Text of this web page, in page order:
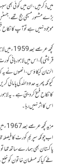
میں ذکر ہیں، ان میں کوئی بھی
بڑے مشہور مسیحی جج تھے،
موجود نہیں ہے تو آپ کا نکاح
کچھ
قریشی)، اس میں لاہور ہائی
الزمان کیکاؤس، انھوں نے یہ
کیونکہ پھر یہ حدود اللہ کی
کا نکاح فسخ کر دیتی ہے۔ یہ
اس کا اثر نہیں رہا۔
اب چونکہ سپریم کورٹ کا
پاکستان بھی ہمارے ساتھ
طے کیا کہ مسلمان خاتون